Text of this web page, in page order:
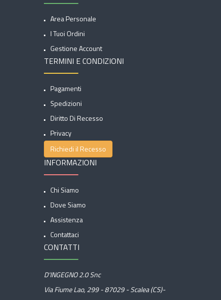
Area Personale
I Tuoi Ordini
Gestione Account
TERMINI E CONDIZIONI
Pagamenti
Spedizioni
Diritto Di Recesso
Privacy
Richiedi il Recesso
INFORMAZIONI
Chi Siamo
Dove Siamo
Assistenza
Contattaci
CONTATTI
D'INGEGNO 2.0 Snc
Via Fiume Lao, 299 - 87029 - Scalea (CS)-